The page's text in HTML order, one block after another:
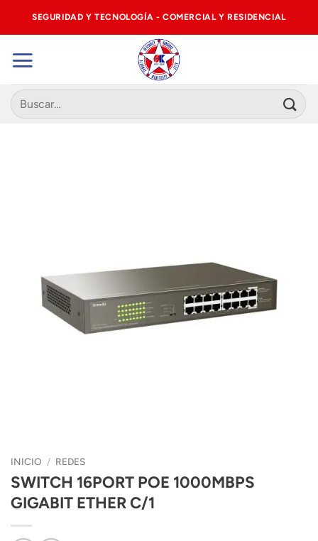
SEGURIDAD Y TECNOLOGÍA - COMERCIAL Y RESIDENCIAL
Buscar
por:
INICIO / REDES
SWITCH 16PORT POE 1000MBPS
GIGABIT ETHER C/1